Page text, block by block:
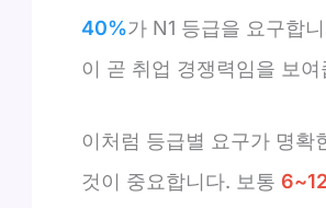
40%가 N1 등급을 요구합
이 곧 취업 경쟁력임을 보여
이처럼 등급별 요구가 명확
것이 중요합니다. 보통